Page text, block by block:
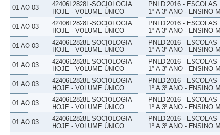
01 AO 03
42406L2828L-SOCIOLOGIA
HOJE - VOLUME ÚNICO
PNLD 2016 -
1º A 3º ANO - ENSINO
01 AO 03
42406L2828L-SOCIOLOGIA
HOJE - VOLUME ÚNICO
PNLD 2016 -
1º A 3º ANO - ENSINO
01 AO 03
42406L2828L-SOCIOLOGIA
HOJE - VOLUME ÚNICO
PNLD 2016 -
1º A 3º ANO - ENSINO
01 AO 03
42406L2828L-SOCIOLOGIA
HOJE - VOLUME ÚNICO
PNLD 2016 -
1º A 3º ANO - ENSINO
01 AO 03
42406L2828L-SOCIOLOGIA
HOJE - VOLUME ÚNICO
PNLD 2016 -
1º A 3º ANO - ENSINO
01 AO 03
42406L2828L-SOCIOLOGIA
HOJE - VOLUME ÚNICO
PNLD 2016 -
1º A 3º ANO - ENSINO
01 AO 03
42406L2828L-SOCIOLOGIA
HOJE - VOLUME ÚNICO
PNLD 2016 -
1º A 3º ANO - ENSINO